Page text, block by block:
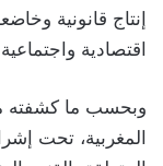
إنتاج قانونية
اقتصادية
وبحسب ما كشفته
المغربية، تحت